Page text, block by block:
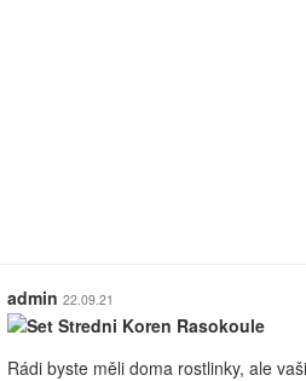
admin 22.09.21
Rádi byste měli doma rostlinky, ale